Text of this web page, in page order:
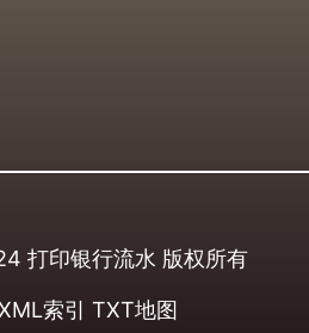
打印银行流水 版权所有
索引 TXT地图